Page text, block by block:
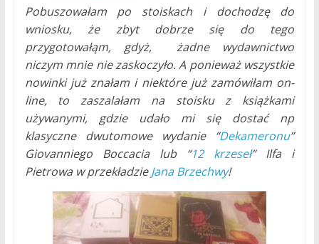
Pobuszowałam po stoiskach i dochodzę do
wniosku, że zbyt dobrze się do tego
przygotowałąm, gdyż, żadne wydawnictwo
niczym mnie nie zaskoczyło. A ponieważ wszystkie
nowinki już znałam i niektóre już zamówiłam on-
line, to zaszalałam na stoisku z książkami
używanymi, gdzie udało mi się dostać np
klasyczne dwutomowe wydanie “Dekameronu”
Giovanniego Boccacia lub “12 krzeseł” Ilfa i
Pietrowa w przekładzieJana Brzechwy!